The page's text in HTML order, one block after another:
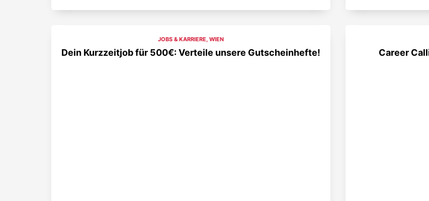
JOBS & KARRIERE, WIEN
Dein Kurzzeitjob für 500€: Verteile unsere Gutscheinhefte! Career